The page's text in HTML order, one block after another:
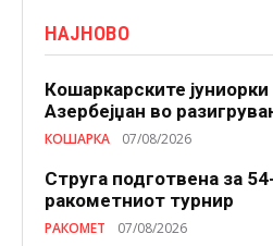
НАЈНОВО
Кошаркарските јуниорки
Азербејџан во
КОШАРКА 07/08/2026
Струга подготвена за
ракометниот турнир
РАКОМЕТ 07/08/2026